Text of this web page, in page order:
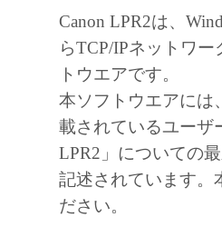
連会社、そ
損害の可
です。
キヤノン
社、それ
「本ソフ
使用に起
生じたい
Canon LPR2は、
らTCP/IPネットワ
トウエアです。
本ソフトウエアには
載されているユーザ
LPR2」についての
記述されています。
ださい。